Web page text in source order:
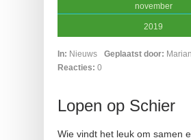
november
2019
In: Nieuws Geplaatst door:
Reacties: 0
Lopen op Schier
Wie vindt het leuk om samen